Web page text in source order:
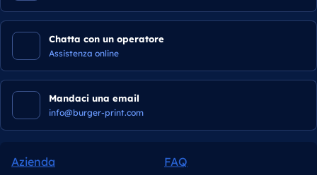
Chatta con un operatore
Assistenza online
Mandaci una email
info@burger-print.com
Azienda
FAQ